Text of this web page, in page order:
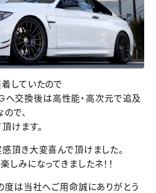
していたので
交換後は高性能・高次元で追及
で、
けます。
頂き大変喜んで頂けました。
みになってきましたネ！！
度は当社へご用命誠にありがとう